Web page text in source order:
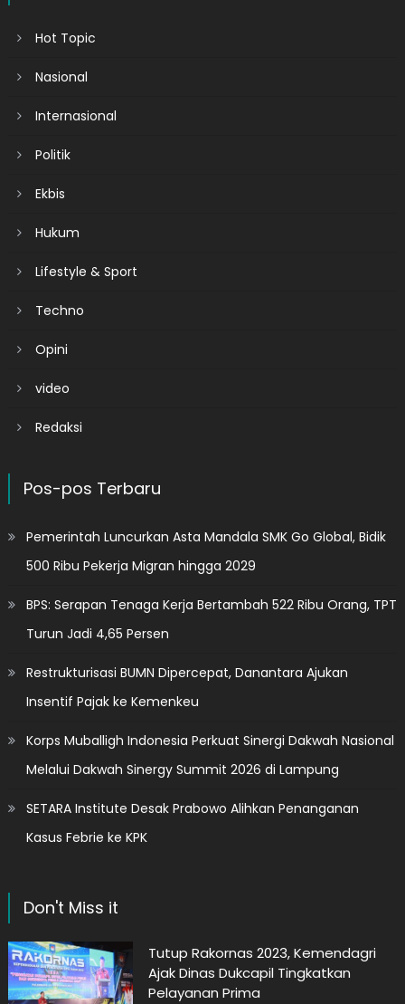
Hot Topic
Nasional
Internasional
Politik
Ekbis
Hukum
Lifestyle & Sport
Techno
Opini
video
Redaksi
Pos-pos Terbaru
Pemerintah Luncurkan Asta Mandala SMK Go Global, Bidik
500 Ribu Pekerja Migran hingga 2029
BPS: Serapan Tenaga Kerja Bertambah 522 Ribu Orang, TPT
Turun Jadi 4,65 Persen
Restrukturisasi BUMN Dipercepat, Danantara Ajukan
Insentif Pajak ke Kemenkeu
Korps Muballigh Indonesia Perkuat Sinergi Dakwah Nasional
Melalui Dakwah Sinergy Summit 2026 di Lampung
SETARA Institute Desak Prabowo Alihkan Penanganan
Kasus Febrie ke KPK
Don't Miss it
Tutup Rakornas 2023, Kemendagri
Ajak Dinas Dukcapil Tingkatkan
Pelayanan Prima